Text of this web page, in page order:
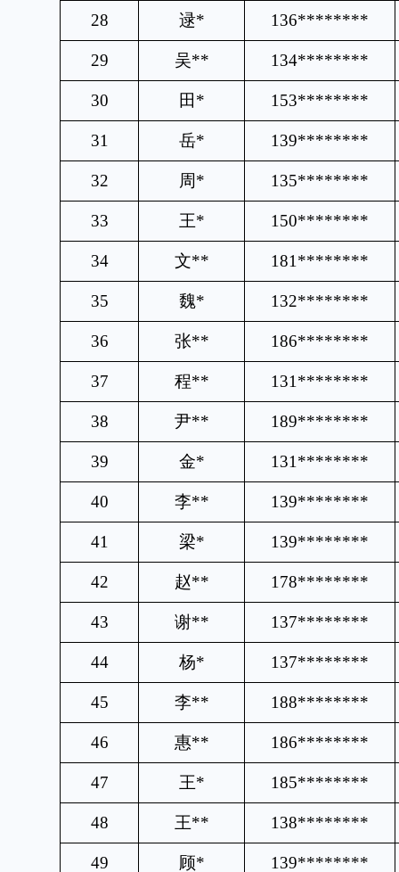
28 逯* 136********
29 吴** 134********
30 田 * 153********
31 岳* 139********
32 周* 135********
33 王* 150********
34 文** 181********
35 魏* 132********
36 张** 186********
37 程** 131********
38 尹** 189********
39 金* 131********
40 李** 139********
41 梁* 139********
42 赵** 178********
43 谢** 137********
44 杨* 137********
45 李** 188********
46 惠** 186********
47 王* 185********
48 王** 138********
49 顾* 139********